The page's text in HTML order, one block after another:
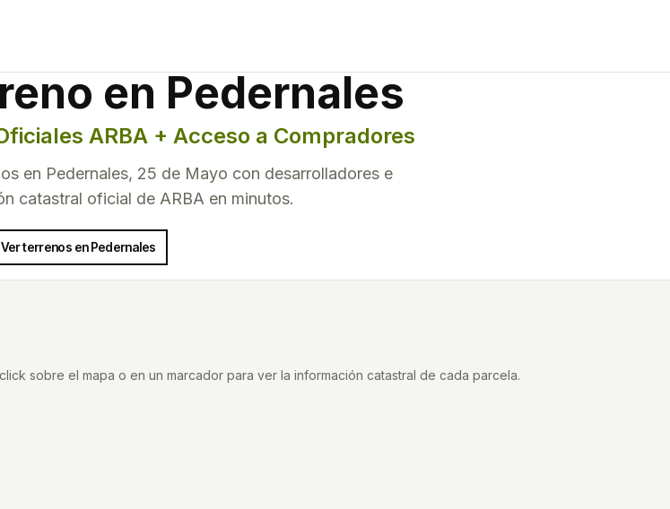
en Pedernales
ARBA + Acceso a Compradores
en Pedernales, 25 de Mayo con desarrolladores e
catastral oficial de ARBA en minutos.
Ver terrenos enPedernales
sobre el mapa o en un marcador para ver la información catastral de cada parcela.